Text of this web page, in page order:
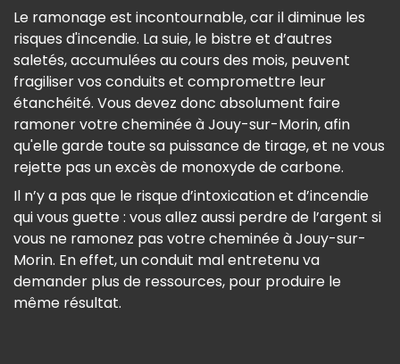
Le ramonage est incontournable, car il diminue les
risques d'incendie. La suie, le bistre et d’autres
saletés, accumulées au cours des mois, peuvent
fragiliser vos conduits et compromettre leur
étanchéité. Vous devez donc absolument faire
ramoner votre cheminée à Jouy-sur-Morin, afin
qu'elle garde toute sa puissance de tirage, et ne vous
rejette pas un excès de monoxyde de carbone.
Il n’y a pas que le risque d’intoxication et d’incendie
qui vous guette : vous allez aussi perdre de l’argent si
vous ne ramonez pas votre cheminée à Jouy-sur-
Morin. En effet, un conduit mal entretenu va
demander plus de ressources, pour produire le
même résultat.